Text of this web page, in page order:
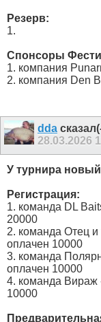
Резерв:
1.
Спонсоры
1. компания
2. компания Den
dda
28.03.2026
У турнира
Регистрация:
1. команда DL
20000
2. команда Отец и
оплачен 10000
3. команда
оплачен 10000
4. команда Вираж
10000